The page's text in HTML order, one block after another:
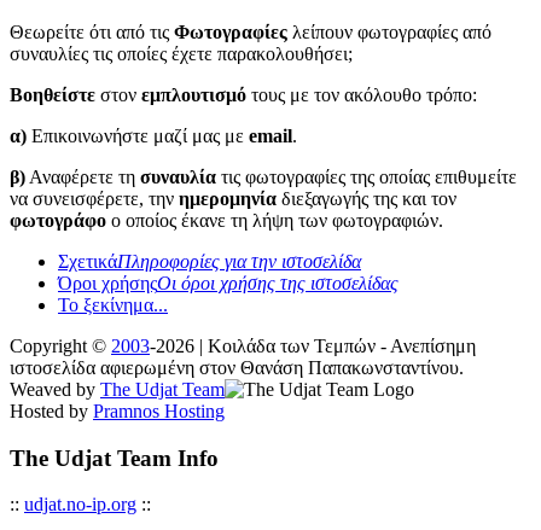
Θεωρείτε ότι από τις Φωτογραφίες λείπουν φωτογραφίες από
συναυλίες τις οποίες έχετε παρακολουθήσει;
Βοηθείστε στον εμπλουτισμό τους με τον ακόλουθο τρόπο:
α) Επικοινωνήστε μαζί μας με email.
β) Αναφέρετε τη συναυλία τις φωτογραφίες της οποίας επιθυμείτε
να συνεισφέρετε, την ημερομηνία διεξαγωγής της και τον
φωτογράφο ο οποίος έκανε τη λήψη των φωτογραφιών.
ΣχετικάΠληροφορίες για την ιστοσελίδα
Όροι χρήσηςΟι όροι χρήσης της ιστοσελίδας
Το ξεκίνημα...
Copyright © 2003-2026 | Κοιλάδα των Τεμπών - Ανεπίσημη
ιστοσελίδα αφιερωμένη στον Θανάση Παπακωνσταντίνου.
Weaved by The Udjat Team
Hosted by Pramnos Hosting
The Udjat Team Info
:: udjat.no-ip.org ::